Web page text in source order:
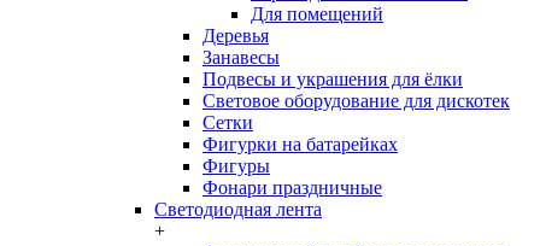
Для помещений
Деревья
Занавесы
Подвесы и украшения для ёлки
Световое оборудование для дискотек
Сетки
Фигурки на батарейках
Фигуры
Фонари праздничные
Светодиодная лента
+